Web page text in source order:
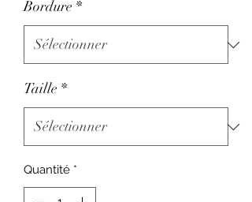
Bordure *
Taille *
Quantité *